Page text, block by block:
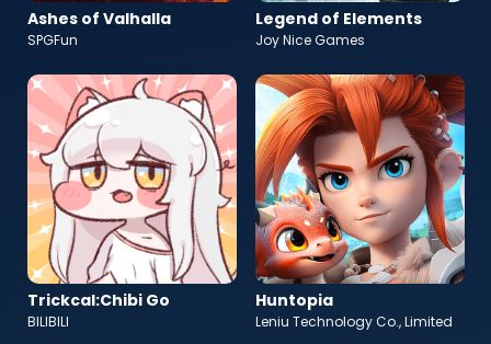
Ashes of Valhalla
SPGFun
Legend of Elements
Joy Nice Games
Trickcal:Chibi Go
BILIBILI
Huntopia
Leniu Technology Co., Limited